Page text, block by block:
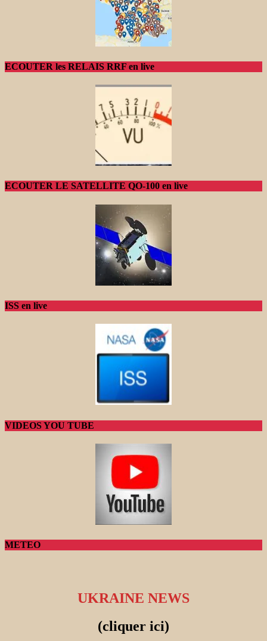
ECOUTER les RELAIS RRF en live
ECOUTER LE SATELLITE QO-100 en live
ISS en live
VIDEOS YOU TUBE
METEO
UKRAINE NEWS
(cliquer ici)